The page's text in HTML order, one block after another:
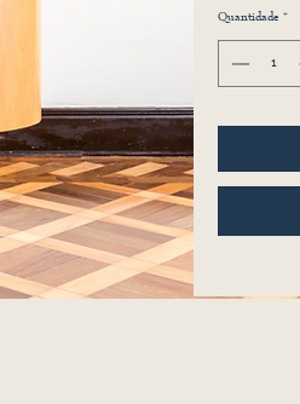
Quantidade *